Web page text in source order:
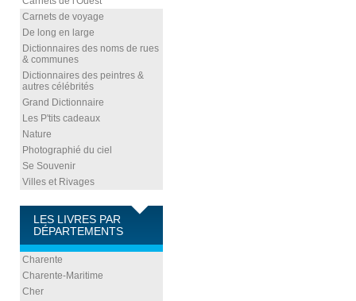
Carnets de voyage
De long en large
Dictionnaires des noms de rues
& communes
Dictionnaires des peintres &
autres célébrités
Grand Dictionnaire
Les P'tits cadeaux
Nature
Photographié du ciel
Se Souvenir
Villes et Rivages
LES LIVRES PAR
DÉPARTEMENTS
Charente
Charente-Maritime
Cher